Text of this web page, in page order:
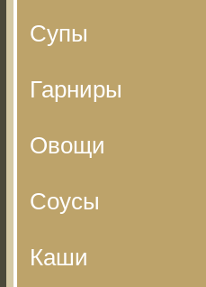
Супы
Гарниры
Овощи
Соусы
Каши